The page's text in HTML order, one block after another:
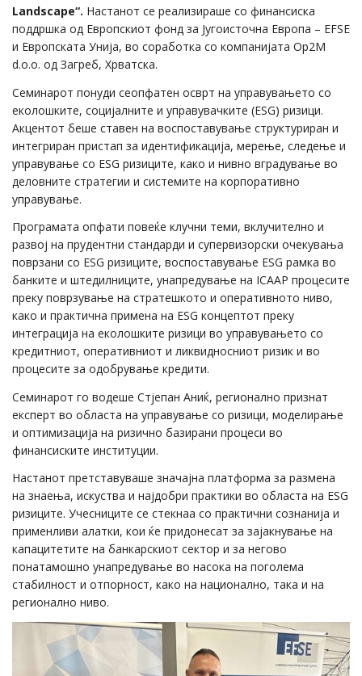
Landscape“. Настанот се реализираше со финансиска
поддршка од Европскиот фонд за Југоисточна Европа – EFSE
и Европската Унија, во соработка со компанијата Op2M
d.o.o. од Загреб, Хрватска.
Семинарот понуди сеопфатен осврт на управувањето со
еколошките, социјалните и управувачките (ESG) ризици.
Акцентот беше ставен на воспоставување структуриран и
интегриран пристап за идентификација, мерење, следење и
управување со ESG ризиците, како и нивно вградување во
деловните стратегии и системите на корпоративно
управување.
Програмата опфати повеќе клучни теми, вклучително и
развој на прудентни стандарди и супервизорски очекувања
поврзани со ESG ризиците, воспоставување ESG рамка во
банките и штедилниците, унапредување на ICAAP процесите
преку поврзување на стратешкото и оперативното ниво,
како и практична примена на ESG концептот преку
интеграција на еколошките ризици во управувањето со
кредитниот, оперативниот и ликвидносниот ризик и во
процесите за одобрување кредити.
Семинарот го водеше Стјепан Аниќ, регионално признат
експерт во областа на управување со ризици, моделирање
и оптимизација на ризично базирани процеси во
финансиските институции.
Настанот претставуваше значајна платформа за размена
на знаења, искуства и најдобри практики во областа на ESG
ризиците. Учесниците се стекнаа со практични сознанија и
применливи алатки, кои ќе придонесат за зајакнување на
капацитетите на банкарскиот сектор и за негово
понатамошно унапредување во насока на поголема
стабилност и отпорност, како на национално, така и на
регионално ниво.